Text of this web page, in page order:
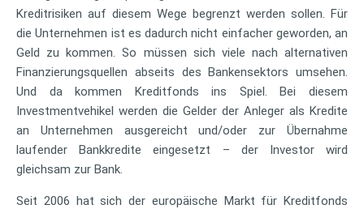
Kreditrisiken auf diesem Wege begrenzt werden sollen. Für
die Unternehmen ist es dadurch nicht einfacher geworden, an
Geld zu kommen. So müssen sich viele nach alternativen
Finanzierungsquellen abseits des Bankensektors umsehen.
Und da kommen Kreditfonds ins Spiel. Bei diesem
Investmentvehikel werden die Gelder der Anleger als Kredite
an Unternehmen ausgereicht und/oder zur Übernahme
laufender Bankkredite eingesetzt – der Investor wird
gleichsam zur Bank.
Seit 2006 hat sich der europäische Markt für Kreditfonds